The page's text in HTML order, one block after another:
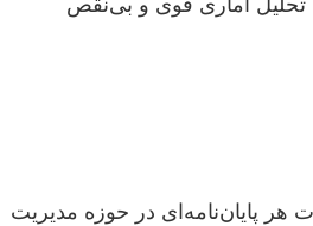
تحلیل آماری قوی و بی‌نقص
هر پایان‌نامه‌ای در حوزه مدیریت